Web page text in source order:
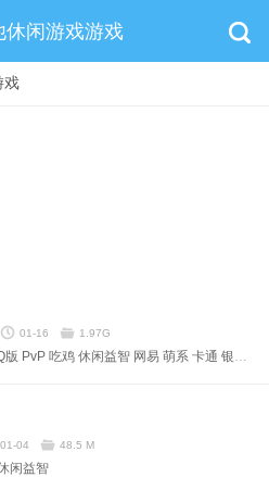
休闲游戏游戏
戏
01-16 1.97G
版 PvP 吃鸡 休闲益智 网易 萌系 卡通 银汉
01-04 48.5 M
闲益智